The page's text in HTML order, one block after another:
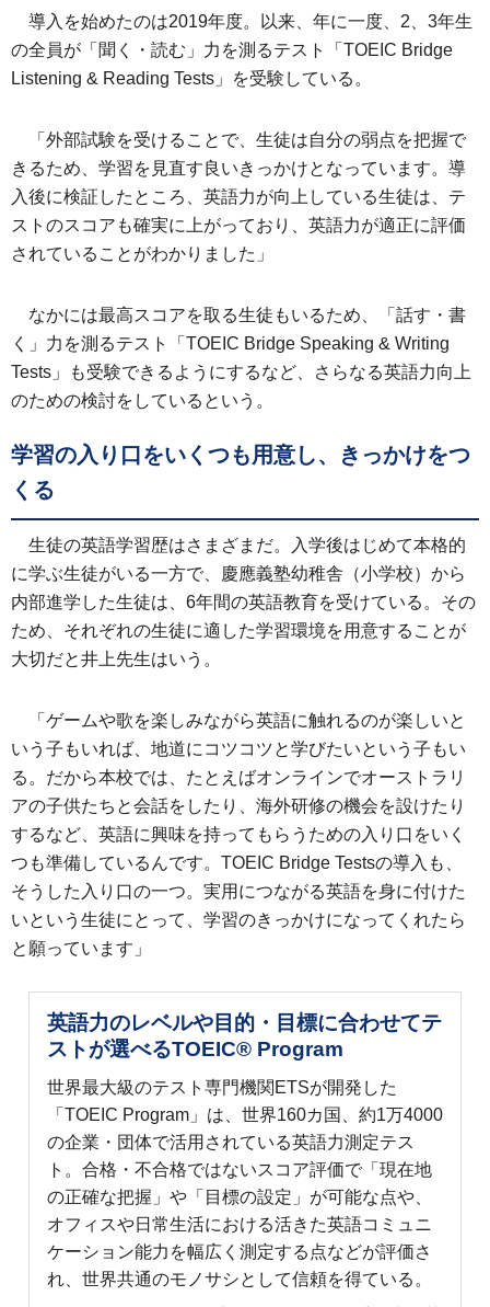
導入を始めたのは2019年度。以来、年に一度、2、3年生
の全員が「聞く・読む」力を測るテスト「TOEIC Bridge
Listening & Reading Tests」を受験している。
「外部試験を受けることで、生徒は自分の弱点を把握で
きるため、学習を見直す良いきっかけとなっています。導
入後に検証したところ、英語力が向上している生徒は、テ
ストのスコアも確実に上がっており、英語力が適正に評価
されていることがわかりました」
なかには最高スコアを取る生徒もいるため、「話す・書
く」力を測るテスト「TOEIC Bridge Speaking & Writing
Tests」も受験できるようにするなど、さらなる英語力向上
のための検討をしているという。
学習の入り口をいくつも用意し、きっかけをつ
くる
生徒の英語学習歴はさまざまだ。入学後はじめて本格的
に学ぶ生徒がいる一方で、慶應義塾幼稚舎（小学校）から
内部進学した生徒は、6年間の英語教育を受けている。その
ため、それぞれの生徒に適した学習環境を用意することが
大切だと井上先生はいう。
「ゲームや歌を楽しみながら英語に触れるのが楽しいと
いう子もいれば、地道にコツコツと学びたいという子もい
る。だから本校では、たとえばオンラインでオーストラリ
アの子供たちと会話をしたり、海外研修の機会を設けたり
するなど、英語に興味を持ってもらうための入り口をいく
つも準備しているんです。TOEIC Bridge Testsの導入も、
そうした入り口の一つ。実用につながる英語を身に付けた
いという生徒にとって、学習のきっかけになってくれたら
と願っています」
英語力のレベルや目的・目標に合わせてテ
ストが選べるTOEIC® Program
世界最大級のテスト専門機関ETSが開発した
「TOEIC Program」は、世界160カ国、約1万4000
の企業・団体で活用されている英語力測定テス
ト。合格・不合格ではないスコア評価で「現在地
の正確な把握」や「目標の設定」が可能な点や、
オフィスや日常生活における活きた英語コミュニ
ケーション能力を幅広く測定する点などが評価さ
れ、世界共通のモノサシとして信頼を得ている。